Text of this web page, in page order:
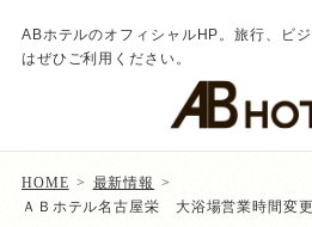
ABホテルのオフィシャルHP。旅行、ビ
はぜひご利用ください。
HOME
最新情報
ＡＢホテル名古屋栄 大浴場営業時間変